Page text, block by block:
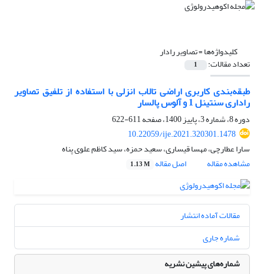
کلیدواژه‌ها =تصاویر رادار
تعداد مقالات: 1
طبقه‌بندی کاربری اراضی تالاب انزلی با استفاده از تلفیق تصاویر
راداری سنتینل 1 و آلوس پالسار
دوره 8، شماره 3، پاییز 1400، صفحه
611-622
10.22059/ije.2021.320301.1478
سارا عطارچی، مهسا قیساری، سعید حمزه، سید کاظم علوی پناه
مشاهده مقاله
اصل مقاله 1.13 M
مقالات آماده انتشار
شماره جاری
شماره‌های پیشین نشریه